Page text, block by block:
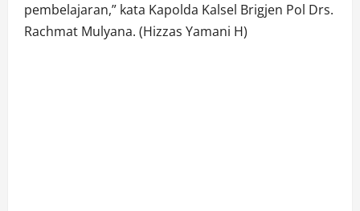
pembelajaran,” kata Kapolda Kalsel Brigjen Pol Drs.
Rachmat Mulyana. (Hizzas Yamani H)